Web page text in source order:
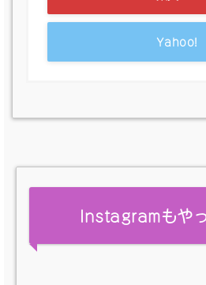
Yahoo!
Instagramもや